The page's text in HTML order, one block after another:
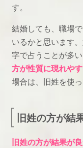
す。
結婚しても、職場
いるかと思います
字で占うことが多い
方が性質に現れや
場合は、旧姓を使
旧姓の方が結
旧姓の方が結果が